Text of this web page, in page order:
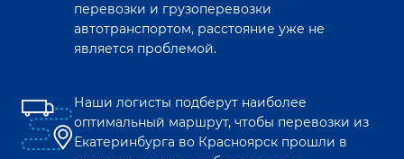
перевозки и грузоперевозки
автотранспортом, расстояние уже не
является проблемой.
Наши логисты подберут наиболее
оптимальный маршрут, чтобы перевозки из
Екатеринбурга во Красноярск прошли в